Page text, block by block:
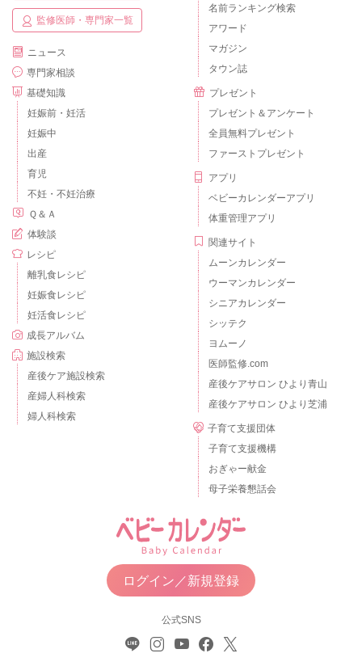
監修医師・専門家一覧
ニュース
専門家相談
基礎知識
妊娠前・妊活
妊娠中
出産
育児
不妊・不妊治療
Ｑ＆Ａ
体験談
レシピ
離乳食レシピ
妊娠食レシピ
妊活食レシピ
成長アルバム
施設検索
産後ケア施設検索
産婦人科検索
婦人科検索
名前ランキング検索
アワード
マガジン
タウン誌
プレゼント
プレゼント＆アンケート
全員無料プレゼント
ファーストプレゼント
アプリ
ベビーカレンダーアプリ
体重管理アプリ
関連サイト
ムーンカレンダー
ウーマンカレンダー
シニアカレンダー
シッテク
ヨムーノ
医師監修.com
産後ケアサロン ひより青山
産後ケアサロン ひより芝浦
子育て支援団体
子育て支援機構
おぎゃー献金
母子栄養懇話会
ログイン／新規登録
公式SNS